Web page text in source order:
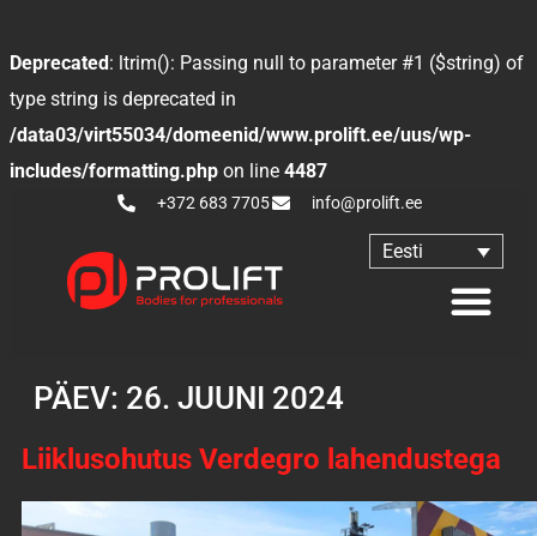
Deprecated: ltrim(): Passing null to parameter #1 ($string) of
type string is deprecated in
/data03/virt55034/domeenid/www.prolift.ee/uus/wp-
includes/formatting.php on line 4487
+372 683 7705 info@prolift.ee
Eesti
PÄEV: 26. JUUNI 2024
Liiklusohutus Verdegro lahendustega